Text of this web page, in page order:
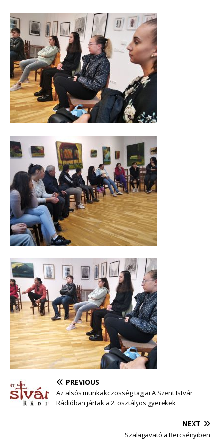
PREVIOUS
Az alsós munkaközösség tagjai A Szent István
Rádióban jártak a 2. osztályos gyerekek
NEXT
Szalagavató a Bercsényiben